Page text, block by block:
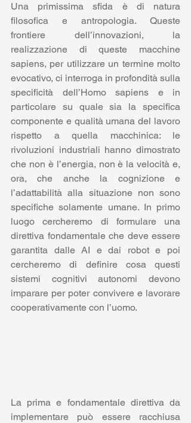
Una primissima sfida è di natura
filosofica e antropologia. Queste
frontiere dell’innovazioni, la
realizzazione di queste macchine
sapiens, per utilizzare un termine molto
evocativo, ci interroga in profondità sulla
specificità dell’Homo sapiens e in
particolare su quale sia la specifica
componente e qualità umana del lavoro
rispetto a quella macchinica: le
rivoluzioni industriali hanno dimostrato
che non è l’energia, non è la velocità e,
ora, che anche la cognizione e
l’adattabilità alla situazione non sono
specifiche solamente umane. In primo
luogo cercheremo di formulare una
direttiva fondamentale che deve essere
garantita dalle AI e dai robot e poi
cercheremo di definire cosa questi
sistemi cognitivi autonomi devono
imparare per poter convivere e lavorare
cooperativamente con l’uomo.
La prima e fondamentale direttiva da
implementare può essere racchiusa